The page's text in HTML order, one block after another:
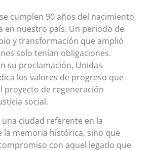
cumplen 90 años del nacimiento
en nuestro país. Un periodo de
y transformación que amplió
solo tenían obligaciones.
su proclamación, Unidas
los valores de progreso que
proyecto de regeneración
social.
una ciudad referente en la
la memoria histórica, sino que
con aquel legado que